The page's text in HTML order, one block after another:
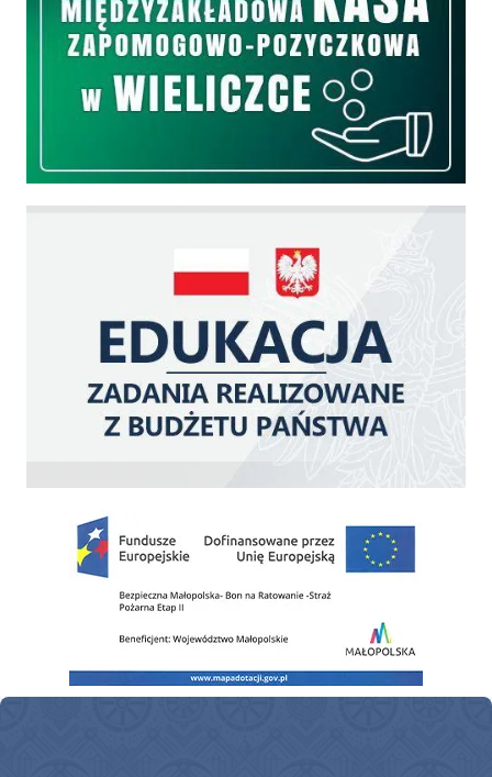
Zakup fabrycznie nowego, średniego samochodu ratowniczo-gaśniczego z